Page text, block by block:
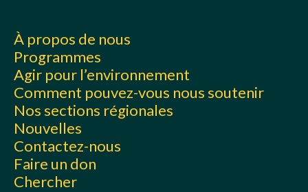
À propos de nous
Programmes
Agir pour l’environnement
Comment pouvez-vous nous soutenir
Nos sections régionales
Nouvelles
Contactez-nous
Faire un don
Chercher